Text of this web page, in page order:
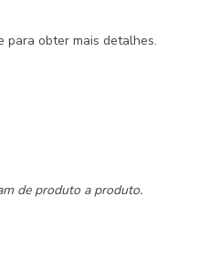
para obter mais detalhes.
de produto a produto.